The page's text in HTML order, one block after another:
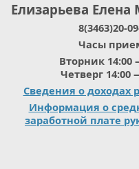
Елизарьева
8(3463)20-
Часы
Вторник 14:00
Четверг 14:00
Сведения о доходах
Информация о
заработной плате